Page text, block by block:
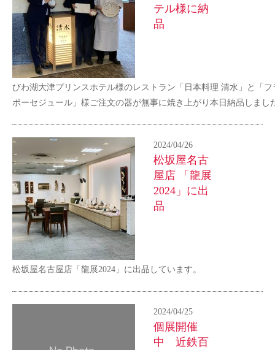
テル様に納
品
びわ湖大津プリンスホテル様のレストラン「日本料理 清水」と「フ
ボーセジュール」様ご注文の器が無事に焼き上がり本日納品しまし
2024/04/26
松坂屋名古
屋店 「龍展
2024」に出
品
松坂屋名古屋店「龍展2024」に出品しています。
2024/04/25
個展開催
中 近鉄百